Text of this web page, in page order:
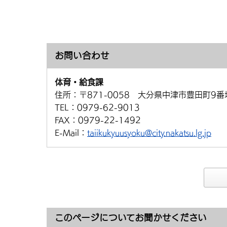
お問い合わせ
体育・給食課
住所： 〒871-0058 大分県中津市豊田町9番
TEL： 0979-62-9013
FAX： 0979-22-1492
E-Mail： taiikukyuusyoku@city.nakatsu.lg.jp
このページについてお聞かせください